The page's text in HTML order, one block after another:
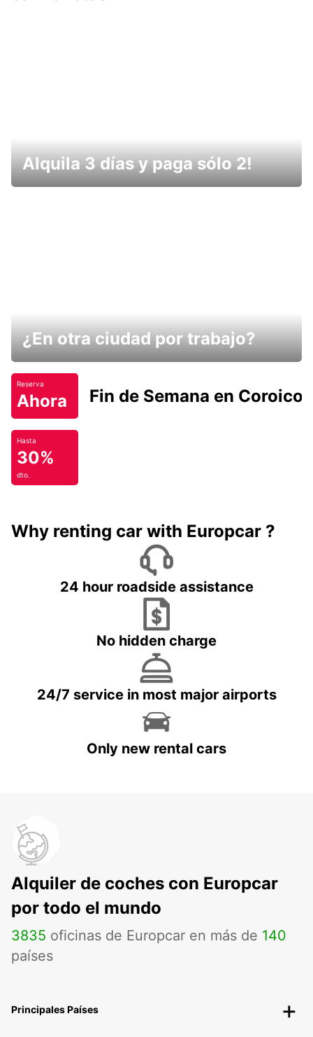
Alquila 3 días y paga sólo 2!
¿En otra ciudad por trabajo?
Reserva
Ahora Fin de Semana en Coroico.
Hasta
30%
dto.
Why renting car with Europcar ?
24 hour roadside assistance
No hidden charge
24/7 service in most major airports
Only new rental cars
Alquiler de coches con Europcar
por todo el mundo
3835 oficinas de Europcar en más de 140
países
Principales Países